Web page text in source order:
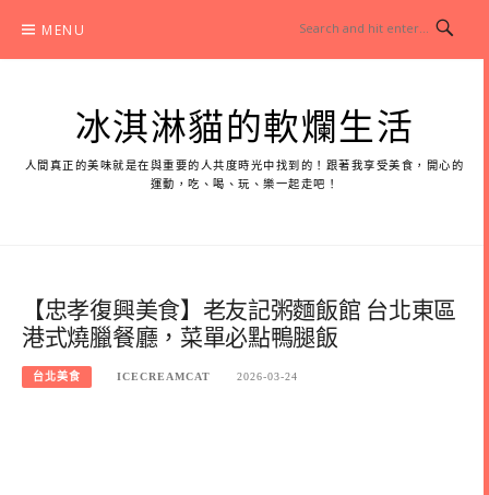
content
MENU
冰淇淋貓的軟爛生活
人間真正的美味就是在與重要的人共度時光中找到的！跟著我享受美食，開心的
運動，吃、喝、玩、樂一起走吧！
【忠孝復興美食】老友記粥麵飯館 台北東區
港式燒臘餐廳，菜單必點鴨腿飯
台北美食 ICECREAMCAT 2026-03-24